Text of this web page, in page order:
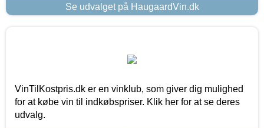
Se udvalget på HaugaardVin.dk
VinTilKostpris.dk er en vinklub, som giver dig mulighed
for at købe vin til indkøbspriser. Klik her for at se deres
udvalg.